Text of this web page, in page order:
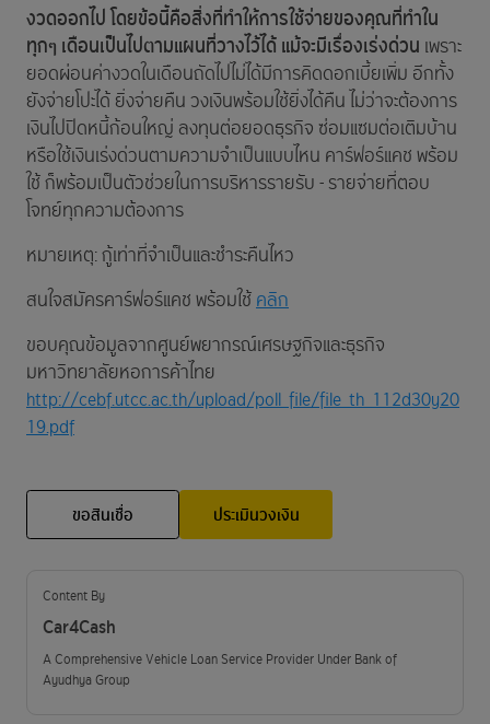
งวดออกไป โดยข้อนี้คือสิ่งที่ทำให้การใช้จ่ายของคุณที่ทำใน
ทุกๆ เดือนเป็นไปตามแผนที่วางไว้ได้ แม้จะมีเรื่องเร่งด่วน เพราะ
ยอดผ่อนค่างวดในเดือนถัดไปไม่ได้มีการคิดดอกเบี้ยเพิ่ม อีกทั้ง
ยังจ่ายโปะได้ ยิ่งจ่ายคืน วงเงินพร้อมใช้ยิ่งได้คืน ไม่ว่าจะต้องการ
เงินไปปิดหนี้ก้อนใหญ่ ลงทุนต่อยอดธุรกิจ ซ่อมแซมต่อเติมบ้าน
หรือใช้เงินเร่งด่วนตามความจำเป็นแบบไหน คาร์ฟอร์แคช พร้อม
ใช้ ก็พร้อมเป็นตัวช่วยในการบริหารรายรับ - รายจ่ายที่ตอบ
โจทย์ทุกความต้องการ
หมายเหตุ: กู้เท่าที่จำเป็นและชำระคืนไหว
สนใจสมัครคาร์ฟอร์แคช พร้อมใช้คลิก
ขอบคุณข้อมูลจากศูนย์พยากรณ์เศรษฐกิจและธุรกิจ
มหาวิทยาลัยหอการค้าไทย
http://cebf.utcc.ac.th/upload/poll_file/file_th_112d30y20
19.pdf
ขอสินเชื่อ ประเมินวงเงิน
Content By
Car4Cash
A Comprehensive Vehicle Loan Service Provider Under Bank of
Ayudhya Group